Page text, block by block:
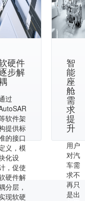
硬件
步解
过
软件架
提供标
的接口
义，模
化设
，促使
硬件解
分层，
现软硬
智
能
座
舱
需
求
提
升
用户
对汽
车需
求不
再只
是出